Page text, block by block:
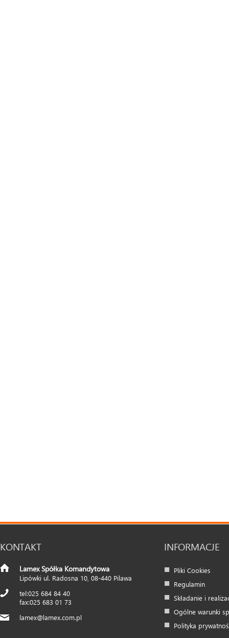
KONTAKT
Lamex Spółka Komandytowa
Lipówki ul. Radosna 10 08-440 Pilawa
025 684 84 40
025 683 01 73
lamex@lamex.com.pl
INFORMACJE
Pliki Cookies
Regulamin
Składanie i
Ogólne warunki
Polityka